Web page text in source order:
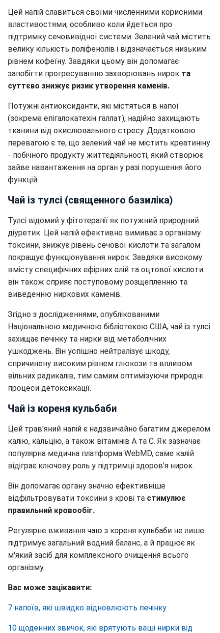
Цей напій славиться своїми численними корисними
властивостями, особливо коли йдеться про
підтримку сечовивідної системи. Зелений чай містить
велику кількість поліфенолів і відзначається низьким
рівнем кофеїну. Завдяки цьому він допомагає
запобігти прогресуванню захворювань нирок та
суттєво знижує ризик утворення каменів.
Потужні антиоксиданти, які містяться в напої
(зокрема епігалокатехін галлат), надійно захищають
тканини від окислювального стресу. Додатковою
перевагою є те, що зелений чай не містить креатиніну
- побічного продукту життєдіяльності, який створює
зайве навантаження на орган у разі порушення його
функцій.
Чай із тулсі (священного базиліка)
Тулсі відомий у фітотерапії як потужний природний
діуретик. Цей напій ефективно вимиває з організму
токсини, знижує рівень сечової кислоти та загалом
покращує функціонування нирок. Завдяки високому
вмісту специфічних ефірних олій та оцтової кислоти
він також сприяє поступовому розщепленню та
виведенню ниркових каменів.
Згідно з дослідженнями, опублікованими
Національною медичною бібліотекою США, чай із тулсі
захищає печінку та нирки від метаболічних
ушкоджень. Він успішно нейтралізує шкоду,
спричинену високим рівнем глюкози та впливом
вільних радикалів, тим самим оптимізуючи природні
процеси детоксикації.
Чай із кореня кульбаби
Цей трав'яний напій є надзвичайно багатим джерелом
калію, кальцію, а також вітамінів А та С. Як зазначає
популярна медична платформа WebMD, саме калій
відіграє ключову роль у підтримці здоров'я нирок.
Він допомагає органу значно ефективніше
відфільтровувати токсини з крові та стимулює
правильний кровообіг.
Регулярне вживання чаю з кореня кульбаби не лише
підтримує загальний водний баланс, а й працює як
м'який засіб для комплексного очищення всього
організму.
Вас може зацікавити:
7 напоїв, які швидко відновлюють печінку
10 щоденних звичок, які врятують ваші нирки від